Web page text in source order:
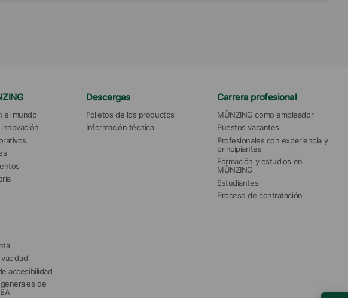
el mundo
Descargas
Folletos de los productos
Información técnica
Carrera profesional
MÜNZING como empleador
Puestos vacantes
Profesionales con experiencia y
principiantes
Formación y estudios en
MÜNZING
Estudiantes
Proceso de contratación
accesibilidad
de